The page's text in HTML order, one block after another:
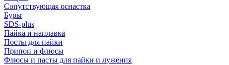
Сопутствующая оснастка
Буры
SDS-plus
Пайка и наплавка
Посты для пайки
Припои и флюсы
Флюсы и пасты для пайки и лужения